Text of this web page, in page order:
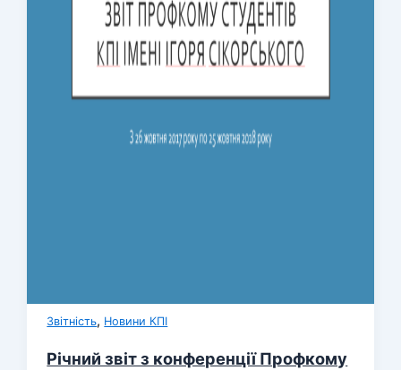
Звітність, Новини КПІ
Річний звіт з конференції Профкому